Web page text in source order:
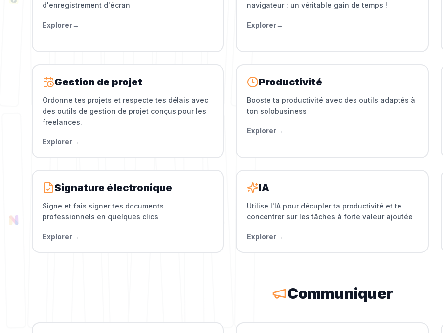
d'enregistrement d'écran
Explorer→
navigateur : un véritable gain de temps !
Explorer→
Gestion de projet
Ordonne tes projets et respecte tes délais avec
des outils de gestion de projet conçus pour les
freelances.
Explorer→
Productivité
Booste ta productivité avec des outils adaptés à
ton solobusiness
Explorer→
Signature électronique
Signe et fais signer tes documents
professionnels en quelques clics
Explorer→
IA
Utilise l'IA pour décupler ta productivité et te
concentrer sur les tâches à forte valeur ajoutée
Explorer→
Communiquer